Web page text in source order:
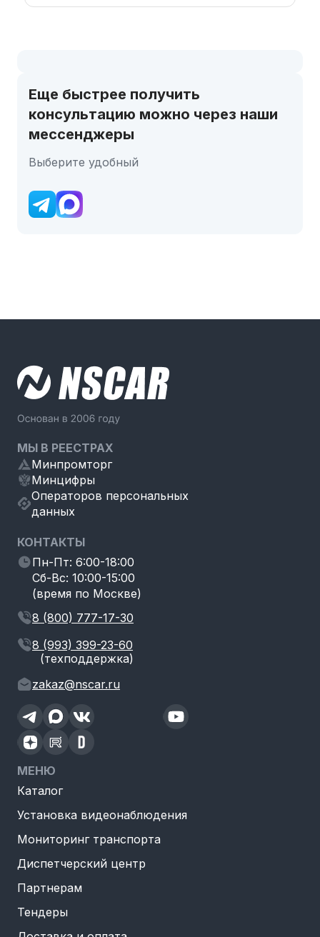
Еще быстрее получить
консультацию можно через наши
мессенджеры
Выберите удобный
МЫ В РЕЕСТРАХ
Минпромторг
Минцифры
Операторов персональных
данных
КОНТАКТЫ
Пн-Пт: 6:00-18:00
Сб-Вс: 10:00-15:00
(время по Москве)
8 (800) 777-17-30
8 (993) 399-23-60
(техподдержка)
zakaz@nscar.ru
МЕНЮ
Каталог
Установка видеонаблюдения
Мониторинг транспорта
Диспетчерский центр
Партнерам
Тендеры